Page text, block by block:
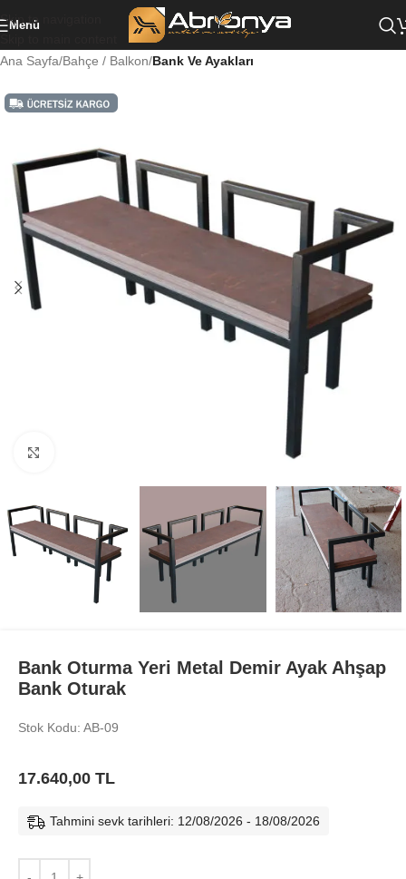
Skip to navigation
Menü
Ana Sayfa Bahçe / Balkon Bank Ve Ayakları
Bank Oturma Yeri Metal Demir Ayak Ahşap
Bank Oturak
Stok Kodu: AB-09
17.640,00 TL
Tahmini sevk tarihleri: 12/08/2026 - 18/08/2026